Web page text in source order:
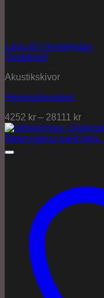
Lägg till i önskelistan
Snabbkoll
Akustikskivor
Hemmabiopaket
4252 kr – 28111 kr